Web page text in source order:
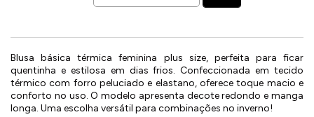
Blusa básica térmica feminina plus size, perfeita para ficar
quentinha e estilosa em dias frios. Confeccionada em tecido
térmico com forro peluciado e elastano, oferece toque macio e
conforto no uso. O modelo apresenta decote redondo e manga
longa. Uma escolha versátil para combinações no inverno!